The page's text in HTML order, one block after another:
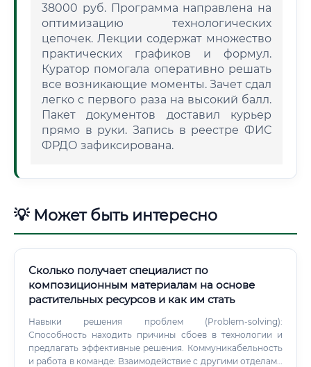
38000 руб. Программа направлена на
оптимизацию технологических
цепочек. Лекции содержат множество
практических графиков и формул.
Куратор помогала оперативно решать
все возникающие моменты. Зачет сдал
легко с первого раза на высокий балл.
Пакет документов доставил курьер
прямо в руки. Запись в реестре ФИС
ФРДО зафиксирована.
💡 Может быть интересно
Сколько получает специалист по
композиционным материалам на основе
растительных ресурсов и как им стать
Навыки решения проблем (Problem-solving):
Способность находить причины сбоев в технологии и
предлагать эффективные решения. Коммуникабельность
и работа в команде: Взаимодействие с другими отделами